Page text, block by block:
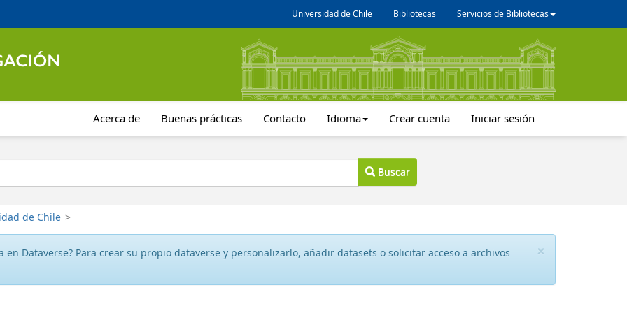
Universidad de Chile Bibliotecas Servicios de Bibliotecas
Acerca de Buenas prácticas Contacto Idioma Crear cuenta Iniciar sesión
Buscar
de Chile >
×
en Dataverse? Para crear su propio dataverse y personalizarlo, añadir datasets o solicitar acceso a archivos